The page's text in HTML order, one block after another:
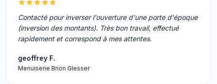
Contacté pour inverser l'ouverture d'une porte d'époque
(inversion des montants). Très bon travail, effectué
rapidement et correspond à mes attentes.
geoffrey F.
Menuiserie Brion Glesser